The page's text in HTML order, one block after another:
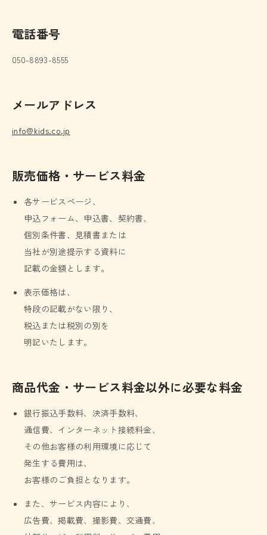
電話番号
050-8893-8555
メールアドレス
info@kids.co.jp
販売価格・サービス料金
各サービスページ、
申込フォーム、申込書、契約書、
個別条件書、見積書または
当社が別途提示する資料に
記載の金額とします。
表示価格は、
特段の記載がない限り、
税込または税別の別を
明記いたします。
商品代金・サービス料金以外に必要な料金
銀行振込手数料、決済手数料、
通信費、インターネット接続料金、
その他お客様の利用環境に応じて
発生する費用は、
お客様のご負担となります。
また、サービス内容により、
広告費、掲載費、撮影費、交通費、